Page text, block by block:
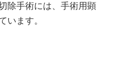
除手術には、手術用顕
います。